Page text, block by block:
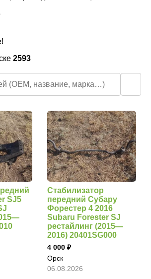
2593
SJ5
Стабилизатор
передний Субару
Форестер 4 2016
Subaru Forester SJ
рестайлинг (2015—
2016) 20401SG000
4 000
Орск
06.08.2026